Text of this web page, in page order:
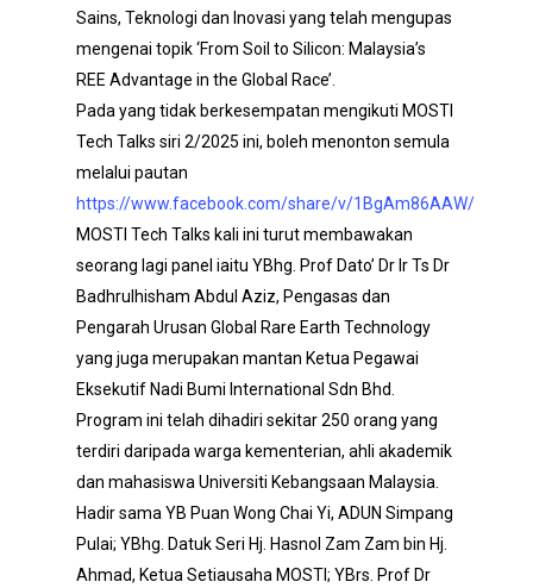
Sains, Teknologi dan Inovasi yang telah mengupas
mengenai topik ‘From Soil to Silicon: Malaysia’s
REE Advantage in the Global Race’.
Pada yang tidak berkesempatan mengikuti MOSTI
Tech Talks siri 2/2025 ini, boleh menonton semula
melalui pautan
https://www.facebook.com/share/v/1BgAm86AAW/
MOSTI Tech Talks kali ini turut membawakan
seorang lagi panel iaitu YBhg. Prof Dato’ Dr Ir Ts Dr
Badhrulhisham Abdul Aziz, Pengasas dan
Pengarah Urusan Global Rare Earth Technology
yang juga merupakan mantan Ketua Pegawai
Eksekutif Nadi Bumi International Sdn Bhd.
Program ini telah dihadiri sekitar 250 orang yang
terdiri daripada warga kementerian, ahli akademik
dan mahasiswa Universiti Kebangsaan Malaysia.
Hadir sama YB Puan Wong Chai Yi, ADUN Simpang
Pulai; YBhg. Datuk Seri Hj. Hasnol Zam Zam bin Hj.
Ahmad, Ketua Setiausaha MOSTI; YBrs. Prof Dr